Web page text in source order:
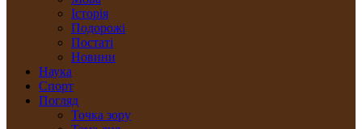
Історія
Подорожі
Постаті
Новини
Наука
Спорт
Погляд
Точка зору